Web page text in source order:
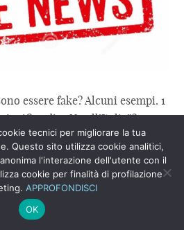
essere fake? Alcuni esempi. 1
dire No all’Italia”? 2
dire No ...
DOVE CI SI
tecnici per migliorare la tua
Questo sito utilizza cookie analitici,
l'interazione dell'utente con il
cookie per finalità di profilazione
APPROFONDISCI
OK